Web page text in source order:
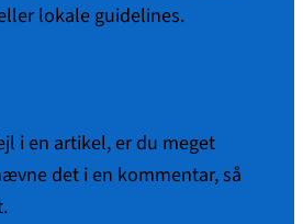
lokale guidelines.
i en artikel, er du meget
det i en kommentar, så